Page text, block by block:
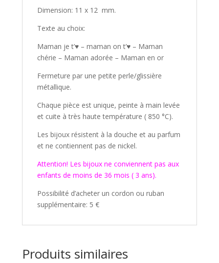
Dimension: 11 x 12 mm.
Texte au choix:
Maman je t’♥ – maman on t’♥ – Maman
chérie – Maman adorée – Maman en or
Fermeture par une petite perle/glissière
métallique.
Chaque pièce est unique, peinte à main levée
et cuite à très haute température ( 850 °C).
Les bijoux résistent à la douche et au parfum
et ne contiennent pas de nickel.
Attention! Les bijoux ne conviennent pas aux
enfants de moins de 36 mois ( 3 ans).
Possibilité d’acheter un cordon ou ruban
supplémentaire: 5 €
Produits similaires